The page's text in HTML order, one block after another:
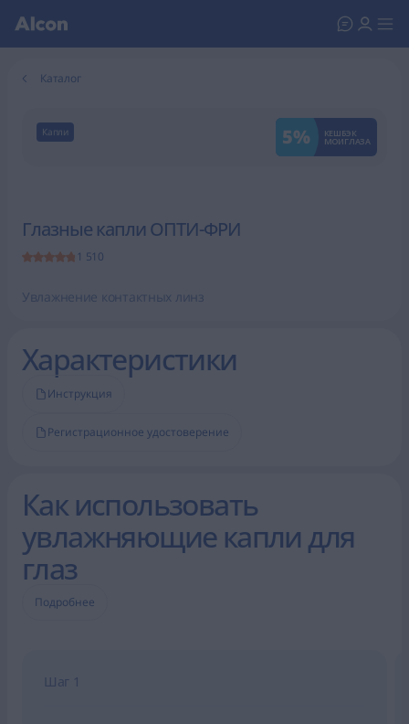
Каталог
Капли 5% КЕШБЭК
МОИГЛАЗА
Глазные капли ОПТИ-ФРИ
1 510
Увлажнение контактных линз
Характеристики
Инструкция
Регистрационное удостоверение
Как использовать
увлажняющие капли для
глаз
Подробнее
Шаг 1